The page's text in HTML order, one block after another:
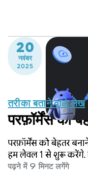
20
नवंबर
2025
तरीका बताने वाले लेख
परफ़ॉर्मेंस को
परफ़ॉर्मेंस को बेहतर
हम लेवल 1 से शुरू करेंगे.
ऐसे टूल के बारे में बताया
पढ़ने में 9 मिनट लगेंगे